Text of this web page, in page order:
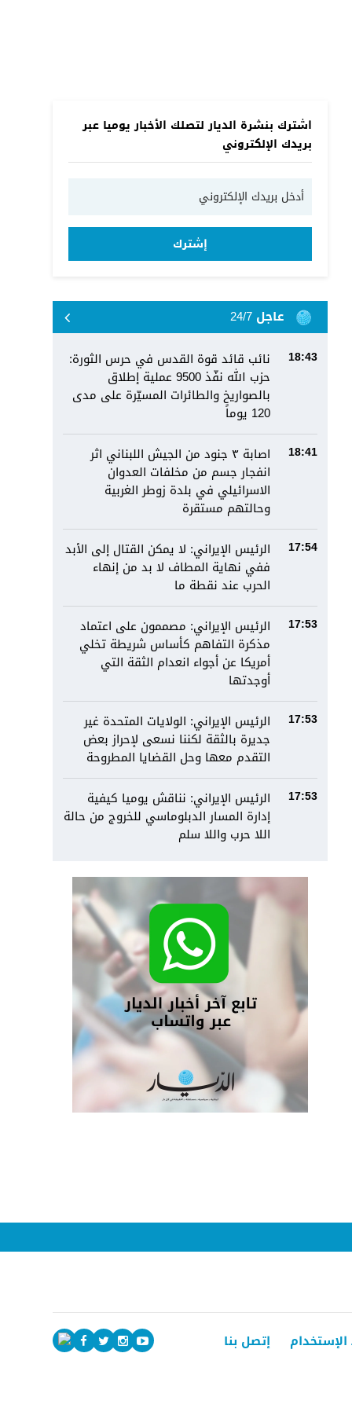
اشترك بنشرة الديار لتصلك الأخبار يوميا عبر
بريدك الإلكتروني
إشترك
عاجل 24/7
18:43
نائب قائد قوة القدس في حرس الثورة:
حزب الله نفّذ 9500 عملية إطلاق
بالصواريخ والطائرات المسيّرة على مدى
120 يوماً
18:41
اصابة ٣ جنود من الجيش اللبناني اثر
انفجار جسم من مخلفات العدوان
الاسرائيلي في بلدة زوطر الغربية
وحالتهم مستقرة
17:54
الرئيس الإيراني: لا يمكن القتال إلى الأبد
ففي نهاية المطاف لا بد من إنهاء
الحرب عند نقطة ما
17:53
الرئيس الإيراني: مصممون على اعتماد
مذكرة التفاهم كأساس شريطة تخلي
أمريكا عن أجواء انعدام الثقة التي
أوجدتها
17:53
الرئيس الإيراني: الولايات المتحدة غير
جديرة بالثقة لكننا نسعى لإحراز بعض
التقدم معها وحل القضايا المطروحة
17:53
الرئيس الإيراني: نناقش يوميا كيفية
إدارة المسار الدبلوماسي للخروج من حالة
اللا حرب واللا سلم
إتصل بنا